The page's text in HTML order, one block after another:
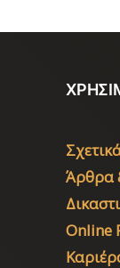
Άρθρα
Online